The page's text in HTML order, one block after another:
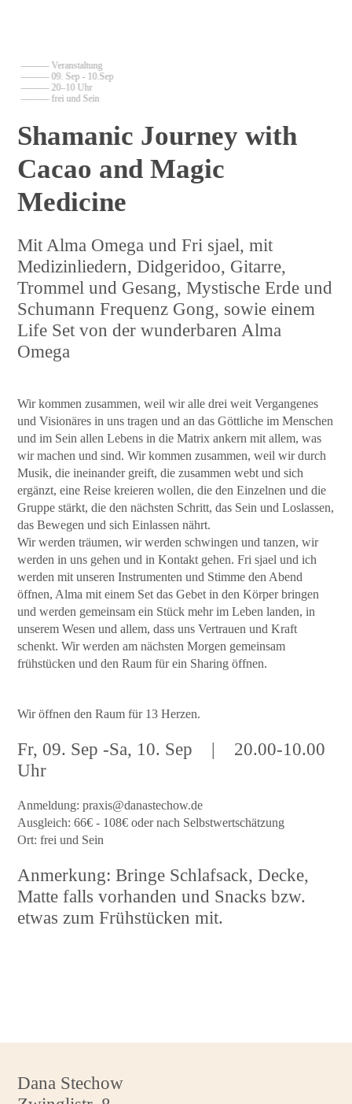
——— Veranstaltung
——— 09. Sep - 10.Sep
——— 20–10 Uhr
——— frei und Sein
Shamanic Journey with
Cacao and Magic
Medicine
Mit Alma Omega und Fri sjael, mit
Medizinliedern, Didgeridoo, Gitarre,
Trommel und Gesang, Mystische Erde und
Schumann Frequenz Gong, sowie einem
Life Set von der wunderbaren Alma
Omega
Wir kommen zusammen, weil wir alle drei weit Vergangenes
und Visionäres in uns tragen und an das Göttliche im Menschen
und im Sein allen Lebens in die Matrix ankern mit allem, was
wir machen und sind. Wir kommen zusammen, weil wir durch
Musik, die ineinander greift, die zusammen webt und sich
ergänzt, eine Reise kreieren wollen, die den Einzelnen und die
Gruppe stärkt, die den nächsten Schritt, das Sein und Loslassen,
das Bewegen und sich Einlassen nährt.
Wir werden träumen, wir werden schwingen und tanzen, wir
werden in uns gehen und in Kontakt gehen. Fri sjael und ich
werden mit unseren Instrumenten und Stimme den Abend
öffnen, Alma mit einem Set das Gebet in den Körper bringen
und werden gemeinsam ein Stück mehr im Leben landen, in
unserem Wesen und allem, dass uns Vertrauen und Kraft
schenkt. Wir werden am nächsten Morgen gemeinsam
frühstücken und den Raum für ein Sharing öffnen.
Wir öffnen den Raum für 13 Herzen.
Fr, 09. Sep -Sa, 10. Sep | 20.00-10.00
Uhr
Anmeldung:praxis@danastechow.de
Ausgleich: 66€ - 108€ oder nach Selbstwertschätzung
Ort: frei und Sein
Anmerkung: Bringe Schlafsack, Decke,
Matte falls vorhanden und Snacks bzw.
etwas zum Frühstücken mit.
Dana Stechow